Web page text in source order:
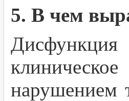
5. В чем
Дисфункция
нарушением